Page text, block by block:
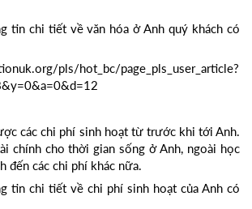
tin chi tiết về văn hóa ở Anh quý khách có
pls/hot_bc/page_pls_user_article?
các chi phí sinh hoạt từ trước khi tới Anh.
chính cho thời gian sống ở Anh, ngoài học
đến các chi phí khác nữa.
tin chi tiết về chi phí sinh hoạt của Anh có